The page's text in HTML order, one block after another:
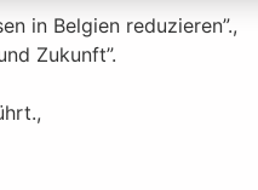
in Belgien reduzieren”.,
Zukunft”.